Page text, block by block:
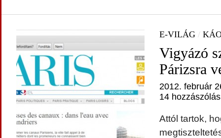
E-VILÁG/
Vigyázó
Párizsra
2012. február
14 hozzászólás
Attól tartok,